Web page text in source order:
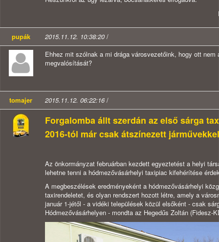
pupák 2015.11.12. 10:38:20 /
Ehhez mit szólnak a mi drága városvezetőink, hogy ott
megvalósítását?
tomajer 2015.11.12. 06:22:16/
Forgalomba állt szerdán az első sárga
2016-tól már csak átszínezett
Az önkormányzat februárban kezdett egyeztetést a helyi
lehetne tenni a hódmezővásárhelyi taxipiac kifehérítése
A megbeszélések eredményeként a hódmezővásárhelyi
taxirendeletet, és olyan rendszert hozott létre, amely a
január 1-jétől - a vidéki települések közül elsőként - csak
Hódmezővásárhelyen - mondta az Hegedűs Zoltán (Fidesz-